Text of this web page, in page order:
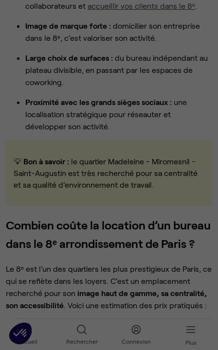
Accueil Rechercher Connexion Plus
collaborateurs et accueillir vos clients dans le 8ᵉ
Image de marque forte : domicilier son entreprise
dans le 8ᵉ, c’est valoriser son activité.
Large choix de surfaces : du bureau indépendant au
plateau divisible, en passant par les espaces de
coworking.
Proximité avec les grands sièges sociaux : une
localisation stratégique pour réseauter et
développer son activité.
💡 Bon à savoir : le quartier Madeleine - Miromesnil -
Saint-Augustin est très recherché pour sa centralité
et sa qualité d’environnement de travail.
Combien coûte la location d’un bureau
dans le 8ᵉ arrondissement de Paris ?
Le 8ᵉ est l’un des quartiers les plus prestigieux de Paris, ce
qui se reflète dans les loyers. C’est un emplacement
recherché pour son image haut de gamme, sa centralité,
son accessibilité . Voici une estimation des prix pratiqués :
Type d’espace Prix moyen HT / poste /